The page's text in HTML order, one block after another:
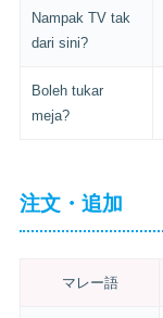
Nampak TV tak
dari sini?
Boleh tukar
meja?
注文・追加
マレー語